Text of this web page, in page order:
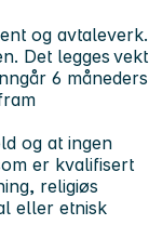
og avtaleverk.
Det legges vekt
6 måneders
og at ingen
er kvalifisert
religiøs
eller etnisk